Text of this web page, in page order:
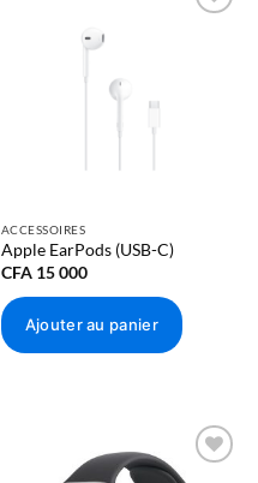
ACCESSOIRES
Apple EarPods (USB-C)
CFA15 000
Ajouter au panier
Ajouter